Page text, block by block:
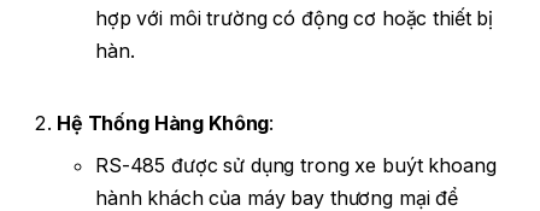
hợp với môi trường có động cơ hoặc thiết bị
hàn.
Hệ Thống Hàng Không:
RS-485 được sử dụng trong xe buýt khoang
hành khách của máy bay thương mại để